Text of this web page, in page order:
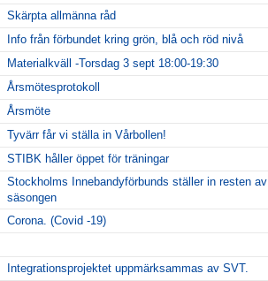
Skärpta allmänna råd
Info från förbundet kring grön, blå och röd nivå
Materialkväll -Torsdag 3 sept 18:00-19:30
Årsmötesprotokoll
Årsmöte
Tyvärr får vi ställa in Vårbollen!
STIBK håller öppet för träningar
Stockholms Innebandyförbunds ställer in resten av
säsongen
Corona. (Covid -19)
Integrationsprojektet uppmärksammas av SVT.